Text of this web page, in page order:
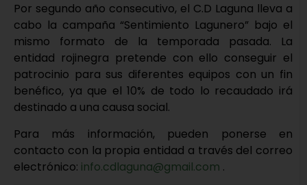
Por segundo año consecutivo, el C.D Laguna lleva a
cabo la campaña “Sentimiento Lagunero” bajo el
mismo formato de la temporada pasada. La
entidad rojinegra pretende con ello conseguir el
patrocinio para sus diferentes equipos con un fin
benéfico, ya que el 10% de todo lo recaudado irá
destinado a una causa social.
Para más información, pueden ponerse en
contacto con la propia entidad a través del correo
electrónico: info.cdlaguna@gmail.com .